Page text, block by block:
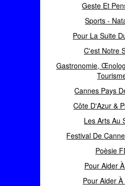
Geste Et
Sports -
Pour La Suite
C'est Notre
Gastronomie,
Cannes Pays
Côte D'Azur &
Les Arts Au
Festival De
Poèsie
Pour Aider
Pour Aider